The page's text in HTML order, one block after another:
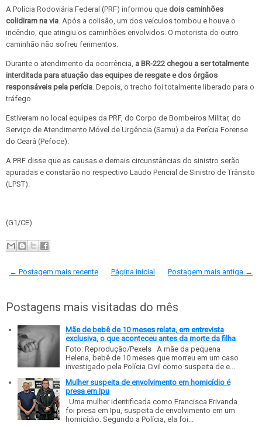
A Polícia Rodoviária Federal (PRF) informou que dois caminhões
colidiram na via . Após a colisão, um dos veículos tombou e houve o
incêndio, que atingiu os caminhões envolvidos. O motorista do outro
caminhão não sofreu ferimentos.
Durante o atendimento da ocorrência, a BR-222 chegou a ser totalmente
interditada para atuação das equipes de resgate e dos órgãos
responsáveis pela perícia . Depois, o trecho foi totalmente liberado para o
tráfego.
Estiveram no local equipes da PRF, do Corpo de Bombeiros Militar, do
Serviço de Atendimento Móvel de Urgência (Samu) e da Perícia Forense
do Ceará (Pefoce).
A PRF disse que as causas e demais circunstâncias do sinistro serão
apuradas e constarão no respectivo Laudo Pericial de Sinistro de Trânsito
(LPST).
(G1/CE)
← Postagem mais recente Postagem mais antiga →
Página inicial
Postagens mais visitadas do mês
Mãe de bebê de 10 meses relata, em entrevista
exclusiva, o que aconteceu antes da morte da filha
Foto: Reprodução/Pexels A mãe da pequena
Helena, bebê de 10 meses que morreu em um caso
investigado pela Polícia Civil como suspeita de e...
Mulher suspeita de envolvimento em homicídio é
presa em Ipu
Uma mulher identificada como Francisca Erivanda
foi presa em Ipu, suspeita de envolvimento em um
homicídio. Segundo a Polícia, ela foi...